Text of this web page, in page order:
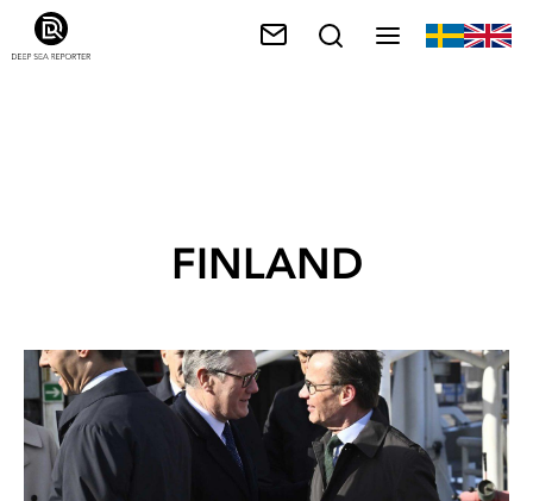
FINLAND